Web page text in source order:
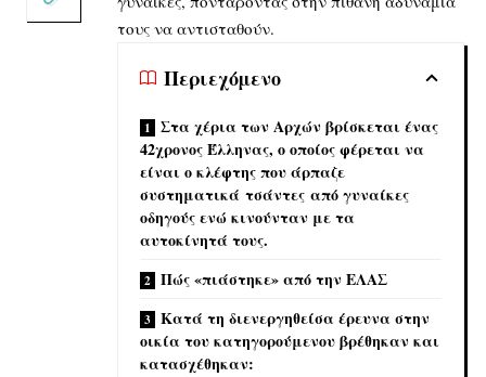
τους να αντισταθούν.
Περιεχόμενο
Στα χέρια των Αρχών βρίσκεται ένας
42χρονος Έλληνας, ο οποίος φέρεται να
είναι ο κλέφτης που άρπαζε
συστηματικά τσάντες από γυναίκες
οδηγούς ενώ κινούνταν με τα
αυτοκίνητά τους.
Πώς «πιάστηκε» από την ΕΛΑΣ
Κατά τη διενεργηθείσα έρευνα στην
οικία του κατηγορούμενου βρέθηκαν και
κατασχέθηκαν: